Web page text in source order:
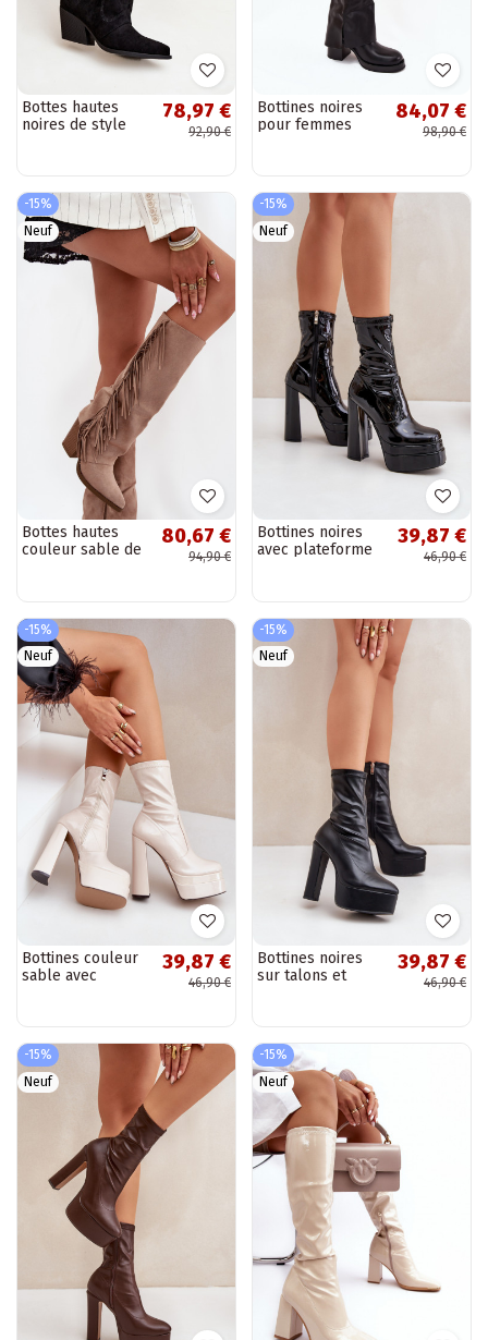
Bottes hautes
noires de style
78,97 €
92,90 €
Bottines noires
pour femmes
84,07 €
98,90 €
-15%
Neuf
Bottes hautes
couleur sable de
80,67 €
94,90 €
-15%
Neuf
Bottines noires
avec plateforme
39,87 €
46,90 €
-15%
Neuf
Bottines couleur
sable avec
39,87 €
46,90 €
-15%
Neuf
Bottines noires
sur talons et
39,87 €
46,90 €
-15%
Neuf
-15%
Neuf